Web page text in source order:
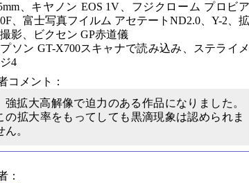
、キヤノン EOS 1V、フジクローム プロビア
、富士写真フイルム アセテートND2.0、Y-2、拡
影、ビクセン GP赤道儀
ソン GT-X700スキャナで読み込み、ステライメ
4
コメント：
強拡大高解像で迫力のある作品になりました。
の拡大率をもってしても黒滴現象は認められま
ん。
：